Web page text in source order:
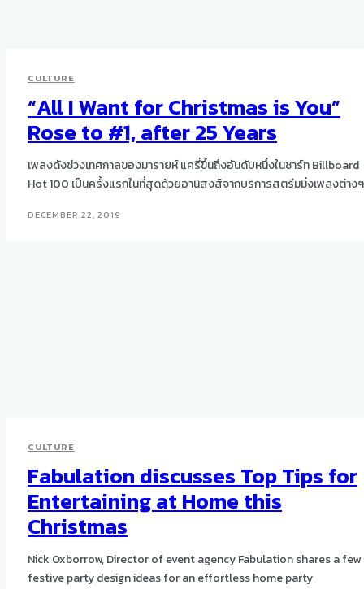
CULTURE
“All I Want for Christmas is You”
Rose to #1, after 25 Years
เพลงดังช่วงเทศกาลของมารายห์ แครี่ขึ้นถึงอันดับหนึ่งในชาร์ท Billboard
Hot 100 เป็นครั้งแรกในที่สุดด้วยอานิสงส์จากบริการสตรีมมิ่งเพลงต่างๆ
DECEMBER 22, 2019
CULTURE
Fabulation discusses Top Tips for
Entertaining at Home this
Christmas
Nick Oxborrow, Director of event agency Fabulation shares a few
festive party design ideas for an effortless home party